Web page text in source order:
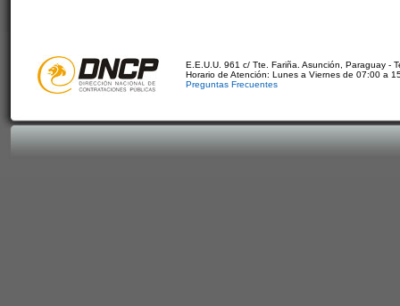
E.E.U.U. 961 c/ Tte. Fariña. Asunción, Paraguay -
Horario de Atención: Lunes a Viernes de 07:00 a
Preguntas Frecuentes